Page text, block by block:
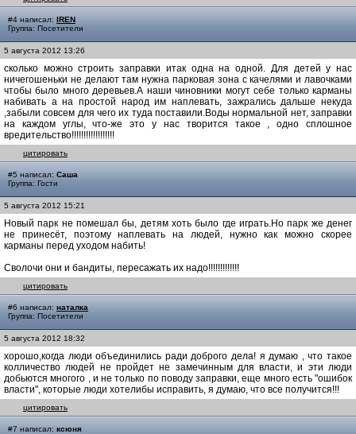
#4 написал: IREN
Группа: Посетители
5 августа 2012 13:26
сколько можно строить заправки итак одна на одной. Для детей у нас
ничегошеньки не делают там нужна парковая зона с качелями и лавочками
чтобы было много деревьев.А наши чиновники могут себе только карманы
набивать а на простой народ им наплевать, зажрались дальше некуда
,забыли совсем для чего их туда поставили.Воды нормальной нет, заправки
на каждом углы, что-же это у нас творится такое , одно сплошное
вредительство!!!!!!!!!!!!!!!!!!
цитировать
#5 написал: Саша
Группа: Гости
5 августа 2012 15:21
Новый парк не помешал бы, детям хоть было где играть.Но парк же денег
не принесёт, поэтому наплевать на людей, нужно как можно скорее
карманы перед уходом набить!
Сволочи они и бандиты, пересажать их надо!!!!!!!!!!!!!
цитировать
#6 написал: наталка
Группа: Посетители
5 августа 2012 18:32
хорошо,когда люди объединились ради доброго дела! я думаю , что такое
колличество людей не пройдет не замечинным для власти, и эти люди
добьются многого , и не только по поводу заправки, еще много есть "ошибок
власти", которые люди хотелибы исправить, я думаю, что все получится!!!
цитировать
#7 написал: ксюня